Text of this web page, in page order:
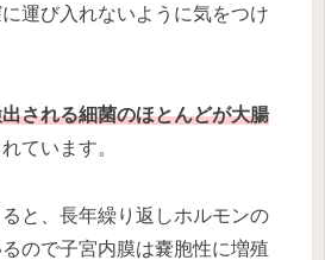
運び入れないように気をつけ
される細菌のほとんどが大腸
ています。
と、長年繰り返しホルモンの
ので子宮内膜は嚢胞性に増殖